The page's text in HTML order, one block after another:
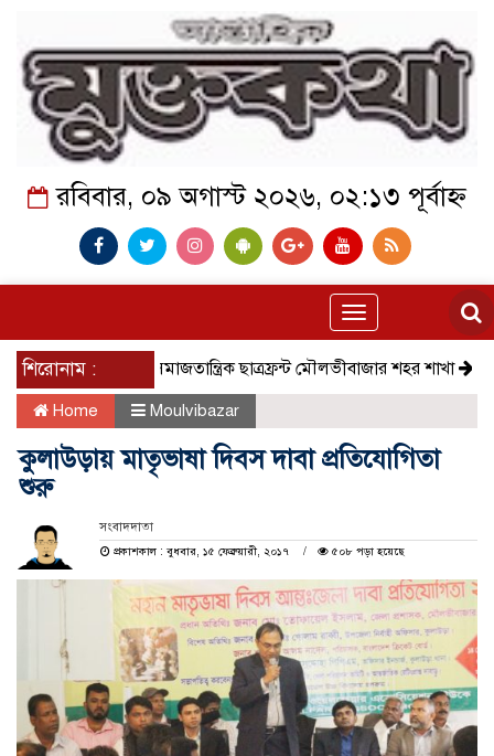
রবিবার, ০৯ অগাস্ট ২০২৬, ০২:১৩ পূর্বাহ্ন
Toggle
navigation
শিরোনাম :সমাজতান্ত্রিক ছাত্রফ্রন্ট মৌলভীবাজার শহর শাখা কেমন আছে
Home Moulvibazar
কুলাউড়ায় মাতৃভাষা দিবস দাবা প্রতিযোগিতা
শুরু
সংবাদদাতা
প্রকাশকাল : বুধবার, ১৫ ফেব্রুয়ারী, ২০১৭
৫০৮ পড়া হয়েছে